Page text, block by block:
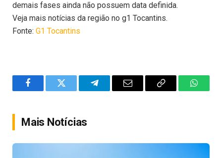
demais fases ainda não possuem data definida.
Veja mais notícias da região no g1 Tocantins.
Fonte: G1 Tocantins
FacebookTwitter TelegramEmail
Copy
Mais Notícias